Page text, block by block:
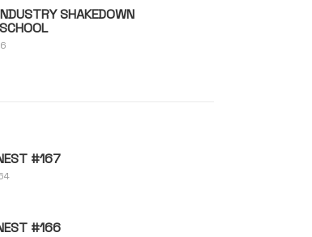
SHAKEDOWN
#167
#166